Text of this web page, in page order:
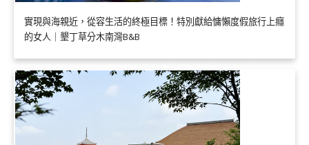
實現與海親近，從容生活的終極目標！特別獻給慵懶度假旅行上癮
的女人｜墾丁草分木南灣B&B